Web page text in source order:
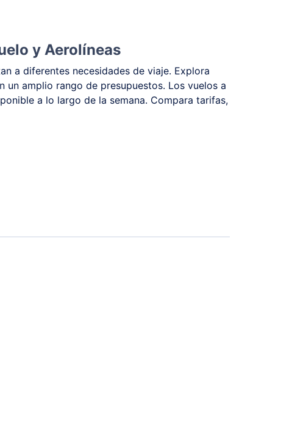
y Aerolíneas
a diferentes necesidades de viaje. Explora
un amplio rango de presupuestos. Los vuelos a
a lo largo de la semana. Compara tarifas,